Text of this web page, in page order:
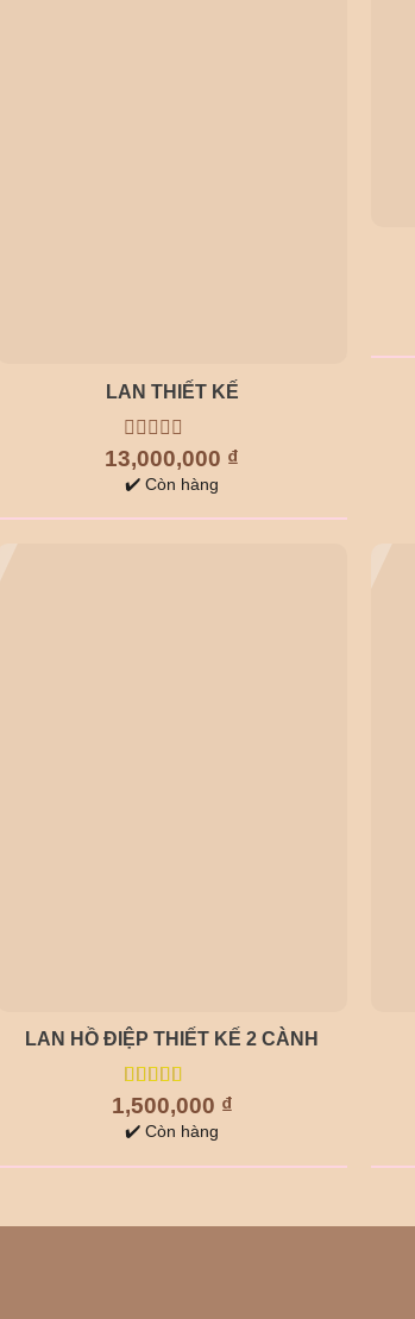
LAN THIẾT KẾ
0
out
of
5
13,000,000 ₫
✔️ Còn hàng
LAN HỒ ĐIỆP THIẾT KẾ 2 CÀNH
5.00out of
5
1,500,000 ₫
✔️ Còn hàng